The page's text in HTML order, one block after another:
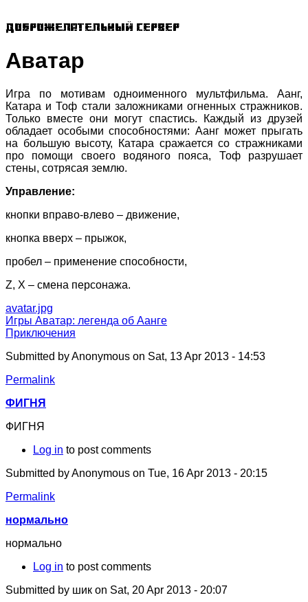
Доброжелательный сервер
Аватар
Игра по мотивам одноименного мультфильма. Аанг,
Катара и Тоф стали заложниками огненных стражников.
Только вместе они могут спастись. Каждый из друзей
обладает особыми способностями: Аанг может прыгать
на большую высоту, Катара сражается со стражниками
про помощи своего водяного пояса, Тоф разрушает
стены, сотрясая землю.
Управление:
кнопки вправо-влево – движение,
кнопка вверх – прыжок,
пробел – применение способности,
Z, X – смена персонажа.
avatar.jpg
Игры Аватар: легенда об Аанге
Приключения
Submitted byAnonymous on Sat, 13 Apr 2013 - 14:53
Permalink
ФИГНЯ
ФИГНЯ
Log in to post comments
Submitted byAnonymous on Tue, 16 Apr 2013 - 20:15
Permalink
нормально
нормально
Log in to post comments
Submitted by шик on Sat, 20 Apr 2013 - 20:07